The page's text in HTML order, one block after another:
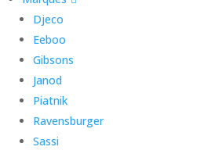
Djeco
Eeboo
Gibsons
Janod
Piatnik
Ravensburger
Sassi